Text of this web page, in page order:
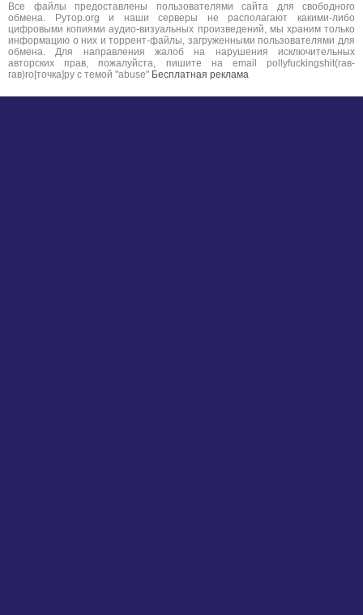
Все файлы предоставлены пользователями сайта для свободного
обмена. Рутор.org и наши серверы не располагают какими-либо
цифровыми копиями аудио-визуальных произведений, мы храним только
информацию о них и торрент-файлы, загруженными пользователями для
обмена. Для направления жалоб на нарушения исключительных
авторских прав, пожалуйста, пишите на email pollyfuckingshit(гав-
гав)ro[точка]ру с темой "abuse" Бесплатная реклама